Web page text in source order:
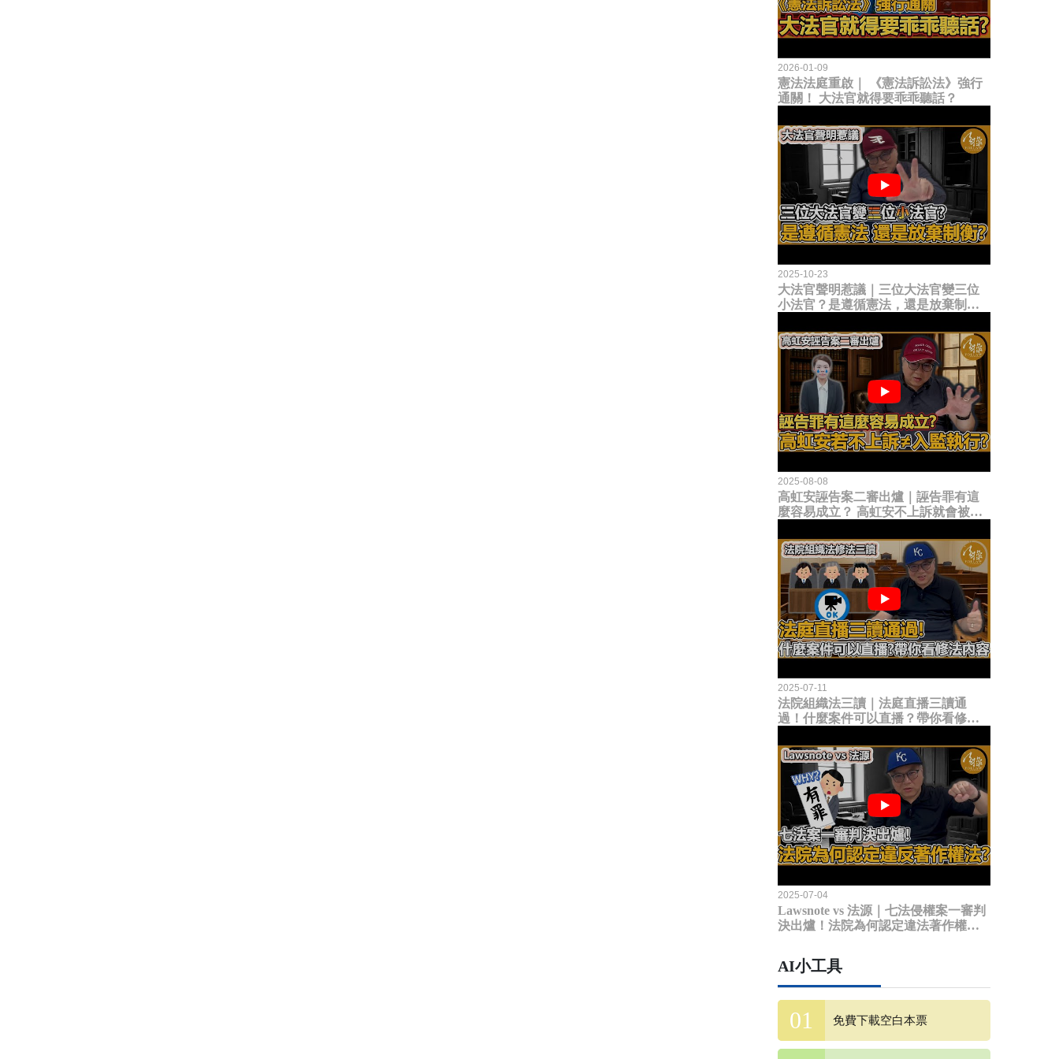
2026-01-09
憲法法庭重啟｜ 《憲法訴訟法》強行
通關！ 大法官就得要乖乖聽話？
2025-10-23
大法官聲明惹議｜三位大法官變三位
小法官？是遵循憲法，還是放棄制衡
2025-08-08
高虹安誣告案二審出爐｜誣告罪有這
麼容易成立？ 高虹安不上訴就會被
2025-07-11
法院組織法三讀｜法庭直播三讀通
過！什麼案件可以直播？帶你看修法
2025-07-04
Lawsnote vs 法源｜七法侵權案一審判
決出爐！法院為何認定違法著作權
AI小工具
免費下載空白本票